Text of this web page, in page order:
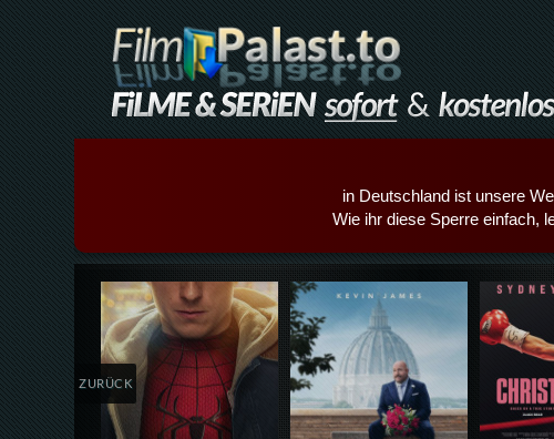
in Deutschland ist unsere
Wie ihr diese Sperre einfach,
Details,Play Details,Play
ZURÜCK